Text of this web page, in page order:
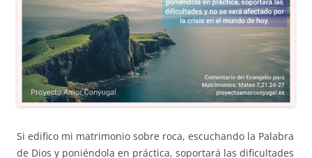
Si edifico mi matrimonio sobre roca, escuchando la Palabra
de Dios y poniéndola en práctica, soportará las dificultades